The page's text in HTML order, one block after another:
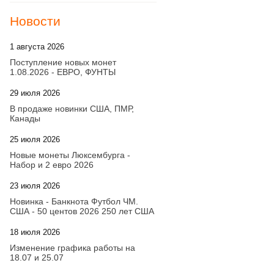
Новости
1 августа 2026
Поступление новых монет
1.08.2026 - ЕВРО, ФУНТЫ
29 июля 2026
В продаже новинки США, ПМР,
Канады
25 июля 2026
Новые монеты Люксембурга -
Набор и 2 евро 2026
23 июля 2026
Новинка - Банкнота Футбол ЧМ.
США - 50 центов 2026 250 лет США
18 июля 2026
Изменение графика работы на
18.07 и 25.07